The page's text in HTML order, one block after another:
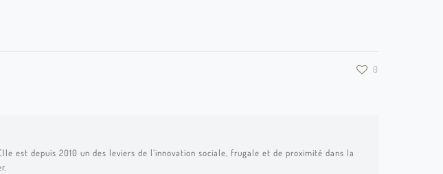
0
est depuis 2010 un des leviers de l’innovation sociale, frugale et de proximité dans la